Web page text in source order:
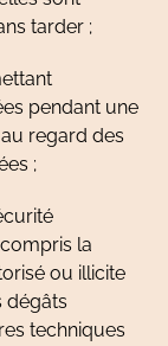
tarder ;
pendant une
regard des
;
la
ou illicite
dégâts
techniques